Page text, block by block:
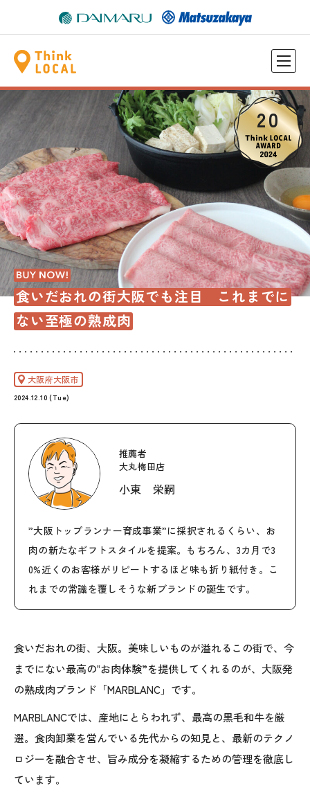
20
食いだおれの街大阪でも注目 これまでに
ない至極の熟成肉
大阪府大阪市
2024.12.10 (Tue)
推薦者
大丸梅田店
小東 栄嗣
”大阪トップランナー育成事業”に採択されるくらい、お
肉の新たなギフトスタイルを提案。もちろん、3カ月で3
0%近くのお客様がリピートするほど味も折り紙付き。こ
れまでの常識を覆しそうな新ブランドの誕生です。
食いだおれの街、大阪。美味しいものが溢れるこの街で、今
までにない最高の‟お肉体験”を提供してくれるのが、大阪発
の熟成肉ブランド「MARBLANC」です。
MARBLANCでは、産地にとらわれず、最高の黒毛和牛を厳
選。食肉卸業を営んでいる先代からの知見と、最新のテクノ
ロジーを融合させ、旨み成分を凝縮するための管理を徹底し
ています。